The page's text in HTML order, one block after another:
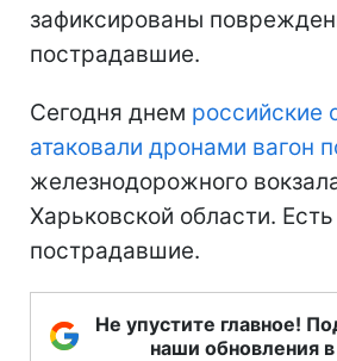
зафиксированы
пострадавшие.
Сегодня днем российские
атаковали дронами вагон
железнодорожного
Харьковской области.
пострадавшие.
Не упустите главное!
наши обновления